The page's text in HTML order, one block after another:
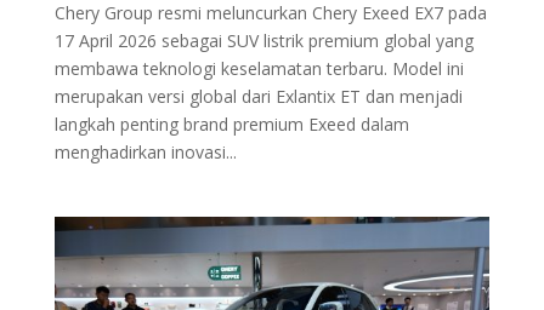
Chery Group resmi meluncurkan Chery Exeed EX7 pada
17 April 2026 sebagai SUV listrik premium global yang
membawa teknologi keselamatan terbaru. Model ini
merupakan versi global dari Exlantix ET dan menjadi
langkah penting brand premium Exeed dalam
menghadirkan inovasi...